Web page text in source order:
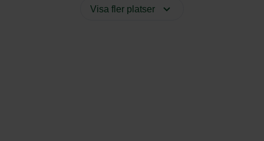
Visa fler platser